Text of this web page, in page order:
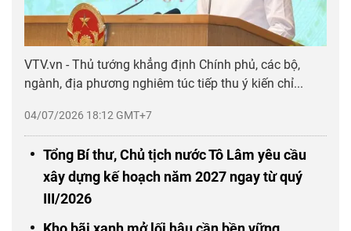
04/07/2026 18:12 GMT+7
VTV.vn - Thủ tướng khẳng định Chính phủ, các bộ,
ngành, địa phương nghiêm túc tiếp thu ý kiến chỉ...
Tổng Bí thư, Chủ tịch nước Tô Lâm yêu cầu
xây dựng kế hoạch năm 2027 ngay từ quý
III/2026